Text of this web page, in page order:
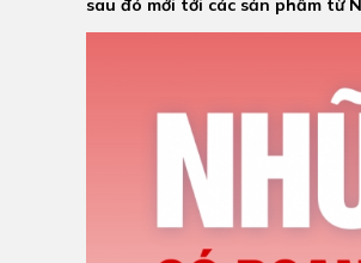
sau đó mới tới các sản phẩm từ